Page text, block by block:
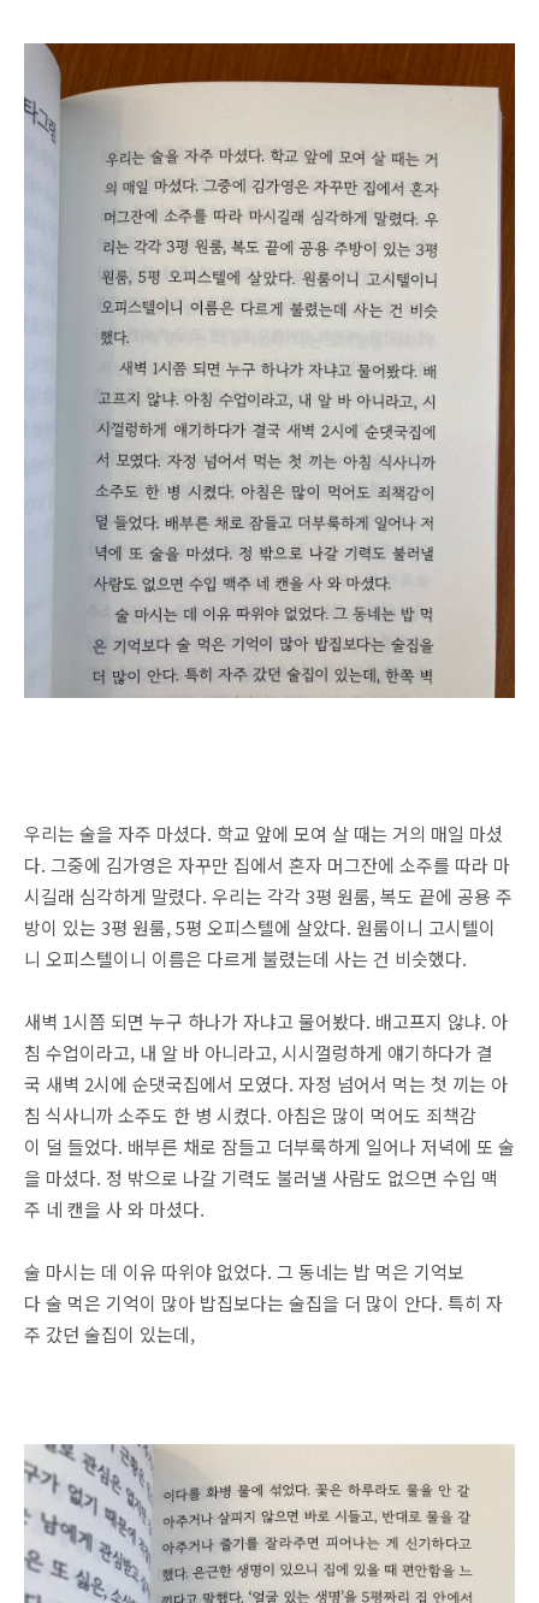
우리는 술을 자주 마셨다. 학교 앞에 모여 살 때는 거의 매일 마셨
다. 그중에 김가영은 자꾸만 집에서 혼자 머그잔에 소주를 따라 마
시길래 심각하게 말렸다. 우리는 각각 3평 원룸, 복도 끝에 공용 주
방이 있는 3평 원룸, 5평 오피스텔에 살았다. 원룸이니 고시텔이
니 오피스텔이니 이름은 다르게 불렸는데 사는 건 비슷했다.
새벽 1시쯤 되면 누구 하나가 자냐고 물어봤다. 배고프지 않냐. 아
침 수업이라고, 내 알 바 아니라고, 시시껄렁하게 얘기하다가 결
국 새벽 2시에 순댓국집에서 모였다. 자정 넘어서 먹는 첫 끼는 아
침 식사니까 소주도 한 병 시켰다. 아침은 많이 먹어도 죄책감
이 덜 들었다. 배부른 채로 잠들고 더부룩하게 일어나 저녁에 또 술
을 마셨다. 정 밖으로 나갈 기력도 불러낼 사람도 없으면 수입 맥
주 네 캔을 사 와 마셨다.
술 마시는 데 이유 따위야 없었다. 그 동네는 밥 먹은 기억보
다 술 먹은 기억이 많아 밥집보다는 술집을 더 많이 안다. 특히 자
주 갔던 술집이 있는데,